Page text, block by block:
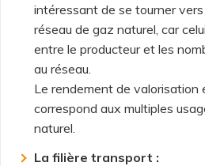
intéressant de se tourner vers
réseau de gaz naturel, car
entre le producteur et les
au réseau.
Le rendement de valorisation
correspond aux multiples
naturel.
La filière transport :